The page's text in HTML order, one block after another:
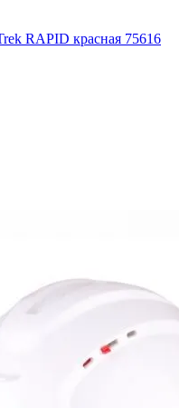
RAPID красная 75616